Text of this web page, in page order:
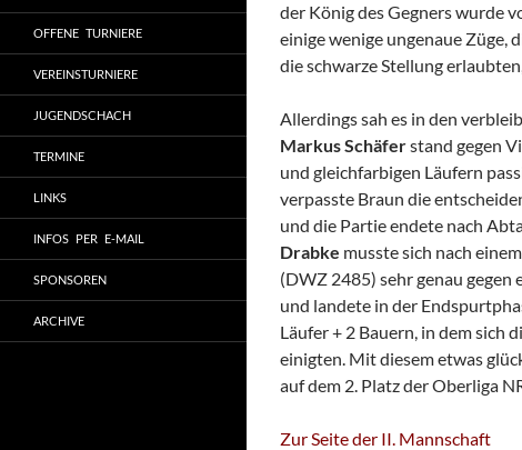
der König des Gegners wurde
einige wenige ungenaue Züge,
die schwarze Stellung
Allerdings sah es in den
Markus Schäferstand gegen
und gleichfarbigen Läufern
verpasste Braun die
und die Partie endete nach
Drabke musste sich nach
(DWZ 2485) sehr genau
und landete in der
Läufer + 2 Bauern, in dem sich
einigten. Mit diesem etwas
auf dem 2. Platz der Oberliga
Zur Seite der II. Mannschaft
OFFENE TURNIERE
VEREINSTURNIERE
JUGENDSCHACH
TERMINE
LINKS
INFOS PER E-MAIL
SPONSOREN
ARCHIVE